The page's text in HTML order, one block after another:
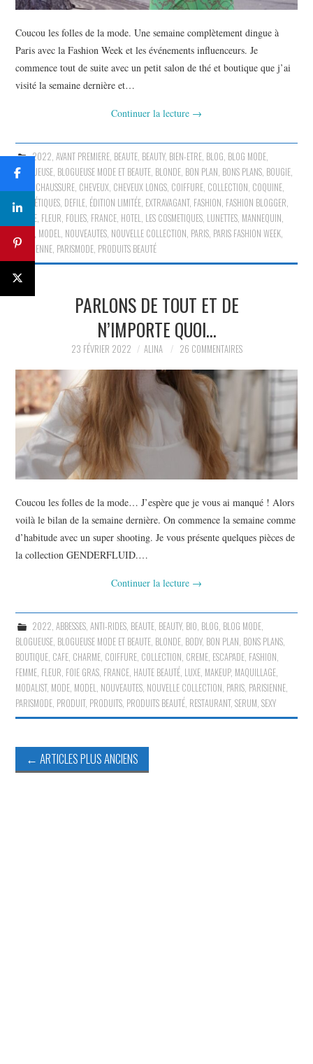
Coucou les folles de la mode. Une semaine complètement dingue à
Paris avec la Fashion Week et les événements influenceurs. Je
commence tout de suite avec un petit salon de thé et boutique que j’ai
visité la semaine dernière et…
Continuer la lecture →
2022, AVANT PREMIERE, BEAUTE, BEAUTY, BIEN-ETRE, BLOG, BLOG MODE,
BLOGUEUSE, BLOGUEUSE MODE ET BEAUTE, BLONDE, BON PLAN, BONS PLANS, BOUGIE,
CHAUSSURE, CHEVEUX, CHEVEUX LONGS, COIFFURE, COLLECTION, COQUINE,
COSMÉTIQUES, DEFILE, ÉDITION LIMITÉE, EXTRAVAGANT, FASHION, FASHION BLOGGER,
FEMME, FLEUR, FOLIES, FRANCE, HOTEL, LES COSMETIQUES, LUNETTES, MANNEQUIN,
, MODEL, NOUVEAUTES, NOUVELLE COLLECTION, PARIS, PARIS FASHION WEEK,
PARISIENNE, PARISMODE, PRODUITS BEAUTÉ
PARLONS DE TOUT ET DE
N’IMPORTE QUOI…
23 FÉVRIER 2022 ALINA 26 COMMENTAIRES
Coucou les folles de la mode… J’espère que je vous ai manqué ! Alors
voilà le bilan de la semaine dernière. On commence la semaine comme
d’habitude avec un super shooting. Je vous présente quelques pièces de
la collection GENDERFLUID.…
Continuer la lecture →
2022, ABBESSES, ANTI-RIDES, BEAUTE, BEAUTY, BIO, BLOG, BLOG MODE,
BLOGUEUSE, BLOGUEUSE MODE ET BEAUTE, BLONDE, BODY, BON PLAN, BONS PLANS,
BOUTIQUE, CAFE, CHARME, COIFFURE, COLLECTION, CREME, ESCAPADE, FASHION,
FEMME, FLEUR, FOIE GRAS, FRANCE, HAUTE BEAUTÉ, LUXE, MAKEUP, MAQUILLAGE,
MODALIST, MODE, MODEL, NOUVEAUTES, NOUVELLE COLLECTION, PARIS, PARISIENNE,
PARISMODE, PRODUIT, PRODUITS, PRODUITS BEAUTÉ, RESTAURANT,SERUM,SEXY
Navigation
des
← ARTICLES PLUS ANCIENS